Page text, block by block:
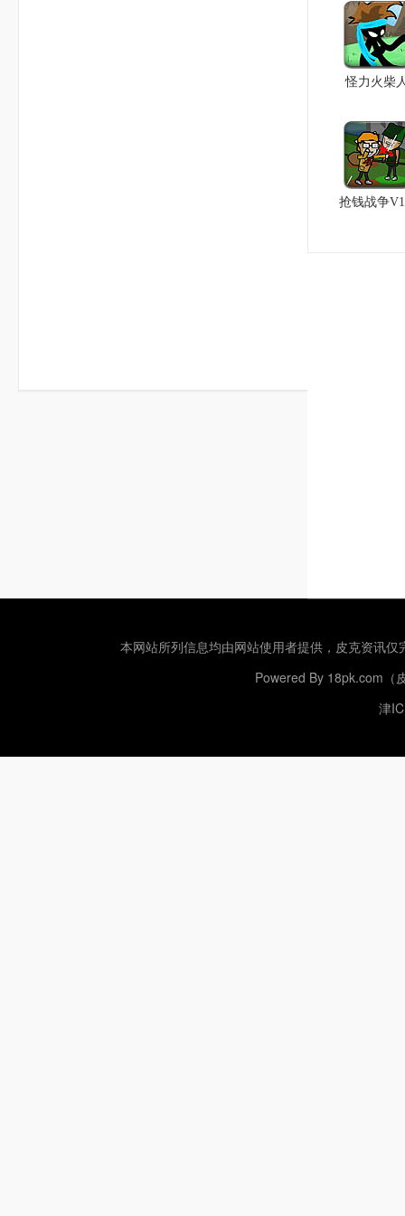
怪力火柴
抢钱战争
本网站所列信息均由网站使用者提供， 皮克资讯仅
Powered By 18pk.com（
津